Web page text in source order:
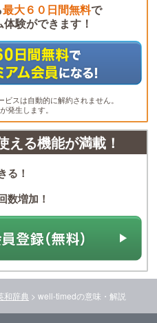
最大６０日間無料で
験ができます！
スは自動的に解約されません。
発生します。
える機能が満載！
る！
数増加！
和辞典 > well-timedの意味・解説